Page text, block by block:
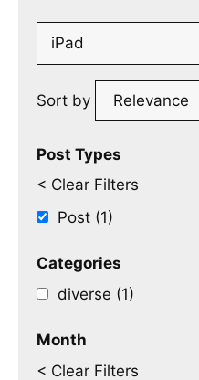
Search
Sort by
Post Types
< Clear Filters
Post (1)
Categories
diverse (1)
Month
< Clear Filters